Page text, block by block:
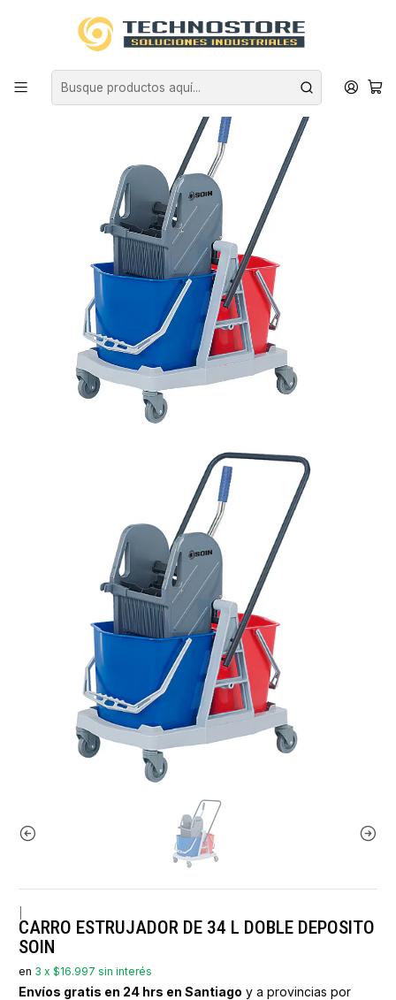
Inicio
CARRO ESTRUJADOR DE 34 L DOBLE DEPOSITO SOIN
CARRO ESTRUJADOR DE 34 L DOBLE DEPOSITO
SOIN
en 3 x $16.997 sin interés
Envíos gratis en 24 hrs en Santiago y a provincias por